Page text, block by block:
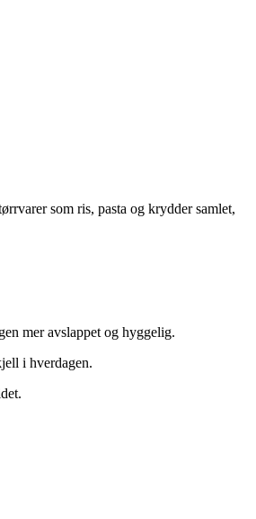
som ris, pasta og krydder samlet,
mer avslappet og hyggelig.
i hverdagen.